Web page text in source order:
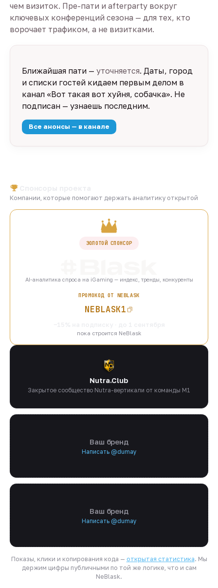
чем визиток. Пре-пати и afterparty вокруг
ключевых конференций сезона — для тех, кто
ворочает трафиком, а не визитками.
Ближайшая пати — уточняется. Даты, город
и списки гостей кидаем первым делом в
канал «Вот такая вот хуйня, собачка». Не
подписан — узнаешь последним.
Все анонсы — в канале
Компании, которые помогают держать аналитику открытой
ЗОЛОТОЙ СПОНСОР
AI-аналитика спроса на iGaming — индекс, тренды, конкуренты
ПРОМОКОД ОТ NEBLASK
NEBLASK1
пока строится NeBlask
Nutra.Club
Закрытое сообщество Nutra-вертикали от команды M1
Ваш бренд
Написать @dumay
Ваш бренд
Написать @dumay
Показы, клики и копирования кода — открытая статистика. Мы
держим цифры публичными по той же логике, что и сам
NeBlask.